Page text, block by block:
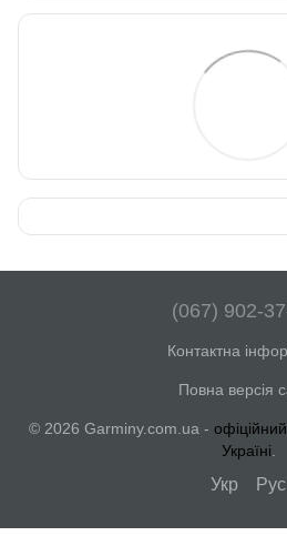
(067) 902-
Контактна
Повна версія
© 2026 Garminy.com.ua -
Україні
Укр Рус